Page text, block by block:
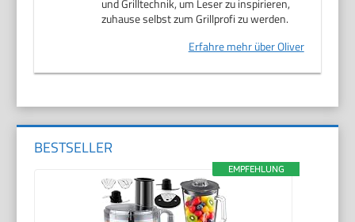
und Grilltechnik, um Leser zu inspirieren,
zuhause selbst zum Grillprofi zu werden.
Erfahre mehr über Oliver
BESTSELLER
EMPFEHLUNG